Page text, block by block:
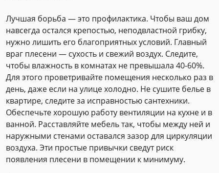
Лучшая борьба — это профилактика. Чтобы ваш дом
навсегда остался крепостью, неподвластной грибку,
нужно лишить его благоприятных условий. Главный
враг плесени — сухость и свежий воздух. Следите,
чтобы влажность в комнатах не превышала 40-60%.
Для этого проветривайте помещения несколько раз в
день, даже если на улице холодно. Не сушите белье в
квартире, следите за исправностью сантехники.
Обеспечьте хорошую работу вентиляции на кухне и в
ванной. Расставляйте мебель так, чтобы между ней и
наружными стенами оставался зазор для циркуляции
воздуха. Эти простые привычки сведут риск
появления плесени в помещении к минимуму.